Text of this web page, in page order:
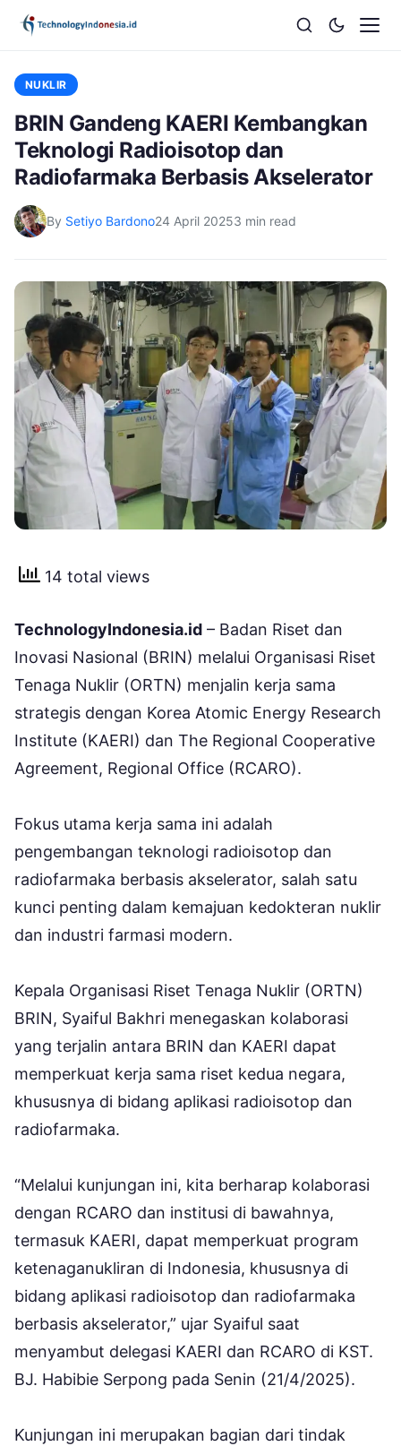
NUKLIR
BRIN Gandeng KAERI Kembangkan
Teknologi Radioisotop dan
Radiofarmaka Berbasis Akselerator
By Setiyo Bardono24 April 20253 min read
14 total views
TechnologyIndonesia.id – Badan Riset dan
Inovasi Nasional (BRIN) melalui Organisasi Riset
Tenaga Nuklir (ORTN) menjalin kerja sama
strategis dengan Korea Atomic Energy Research
Institute (KAERI) dan The Regional Cooperative
Agreement, Regional Office (RCARO).
Fokus utama kerja sama ini adalah
pengembangan teknologi radioisotop dan
radiofarmaka berbasis akselerator, salah satu
kunci penting dalam kemajuan kedokteran nuklir
dan industri farmasi modern.
Kepala Organisasi Riset Tenaga Nuklir (ORTN)
BRIN, Syaiful Bakhri menegaskan kolaborasi
yang terjalin antara BRIN dan KAERI dapat
memperkuat kerja sama riset kedua negara,
khususnya di bidang aplikasi radioisotop dan
radiofarmaka.
“Melalui kunjungan ini, kita berharap kolaborasi
dengan RCARO dan institusi di bawahnya,
termasuk KAERI, dapat memperkuat program
ketenaganukliran di Indonesia, khususnya di
bidang aplikasi radioisotop dan radiofarmaka
berbasis akselerator,” ujar Syaiful saat
menyambut delegasi KAERI dan RCARO di KST.
BJ. Habibie Serpong pada Senin (21/4/2025).
Kunjungan ini merupakan bagian dari tindak